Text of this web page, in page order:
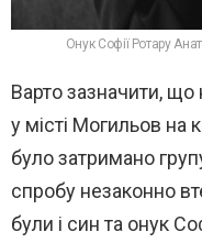
Онук Софії Ротару
Варто зазначити,
у місті Могильов на
було затримано
спробу незаконно
були і син та онук